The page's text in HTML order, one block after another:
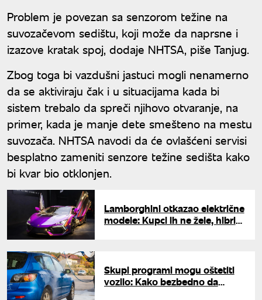
Problem je povezan sa senzorom težine na
suvozačevom sedištu, koji može da naprsne i
izazove kratak spoj, dodaje NHTSA, piše Tanjug.
Zbog toga bi vazdušni jastuci mogli nenamerno
da se aktiviraju čak i u situacijama kada bi
sistem trebalo da spreči njihovo otvaranje, na
primer, kada je manje dete smešteno na mestu
suvozača. NHTSA navodi da će ovlašćeni servisi
besplatno zameniti senzore težine sedišta kako
bi kvar bio otklonjen.
Lamborghini otkazao električne
modele: Kupci ih ne žele, hibridi
Skupi programi mogu oštetiti
vozilo: Kako bezbedno da